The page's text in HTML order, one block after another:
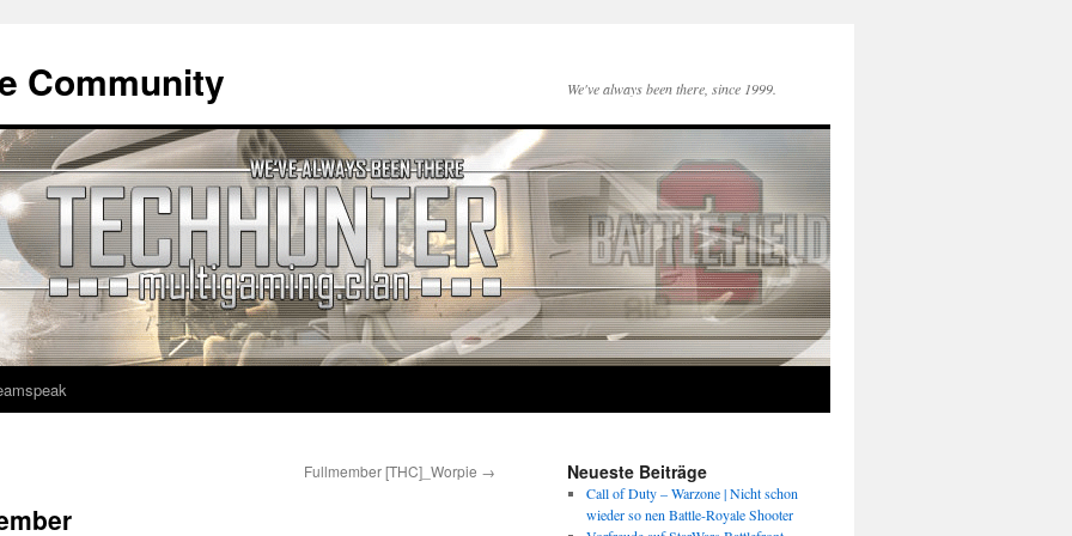
Community We've always been there, since 1999.
Fullmember [THC]_Worpie → Neueste Beiträge
Call of Duty – Warzone | Nicht schon
wieder so nen Battle-Royale Shooter